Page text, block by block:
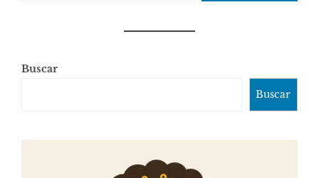
Buscar
Buscar